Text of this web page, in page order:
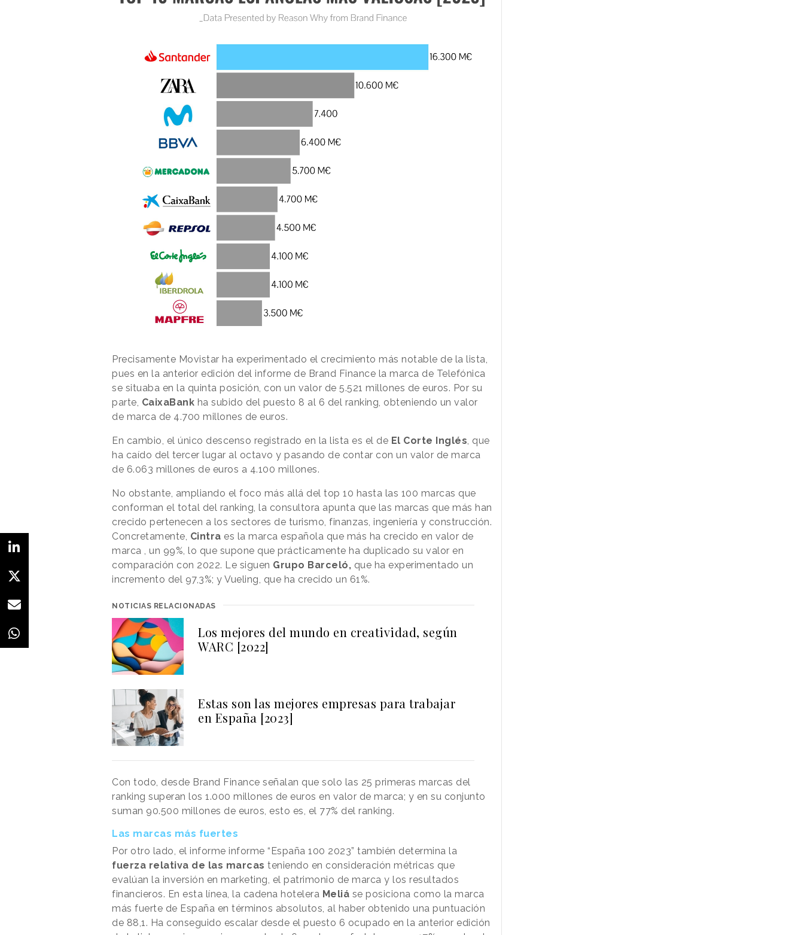
Precisamente Movistar ha experimentado el crecimiento más notable de la lista,
pues en la anterior edición del informe de Brand Finance la marca de Telefónica
se situaba en la quinta posición, con un valor de 5.521 millones de euros. Por su
parte, CaixaBank ha subido del puesto 8 al 6 del ranking, obteniendo un valor
de marca de 4.700 millones de euros.
En cambio, el único descenso registrado en la lista es el de El Corte Inglés, que
ha caído del tercer lugar al octavo y pasando de contar con un valor de marca
de 6.063 millones de euros a 4.100 millones.
No obstante, ampliando el foco más allá del top 10 hasta las 100 marcas que
conforman el total del ranking, la consultora apunta que las marcas que más han
crecido pertenecen a los sectores de turismo, finanzas, ingeniería y construcción.
Concretamente, Cintra es la marca española que más ha crecido en valor de
marca , un 99%, lo que supone que prácticamente ha duplicado su valor en
comparación con 2022. Le siguen Grupo Barceló, que ha experimentado un
incremento del 97,3%; y Vueling, que ha crecido un 61%.
NOTICIAS RELACIONADAS
Los mejores del mundo en creatividad, según
WARC [2022]
Estas son las mejores empresas para trabajar
en España [2023]
Con todo, desde Brand Finance señalan que solo las 25 primeras marcas del
ranking superan los 1.000 millones de euros en valor de marca; y en su conjunto
suman 90.500 millones de euros, esto es, el 77% del ranking.
Las marcas más fuertes
Por otro lado, el informe informe “España 100 2023” también determina la
fuerza relativa de las marcas teniendo en consideración métricas que
evalúan la inversión en marketing, el patrimonio de marca y los resultados
financieros. En esta línea, la cadena hotelera Meliá se posiciona como la marca
más fuerte de España en términos absolutos, al haber obtenido una puntuación
de 88,1. Ha conseguido escalar desde el puesto 6 ocupado en la anterior edición